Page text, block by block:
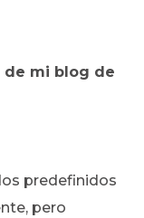
de mi blog de
predefinidos
pero